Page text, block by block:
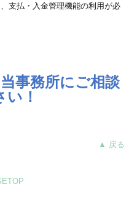
支払・入金管理機能の利用が必
事務所にご相談
い！
▲ 戻る